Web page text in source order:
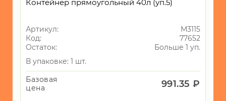
Контейнер прямоугольный 40л (уп.5)
Артикул:
М3115
Код:
77652
Остаток:
Больше 1 уп.
В упаковке: 1 шт.
Базовая
цена
991.35 ₽